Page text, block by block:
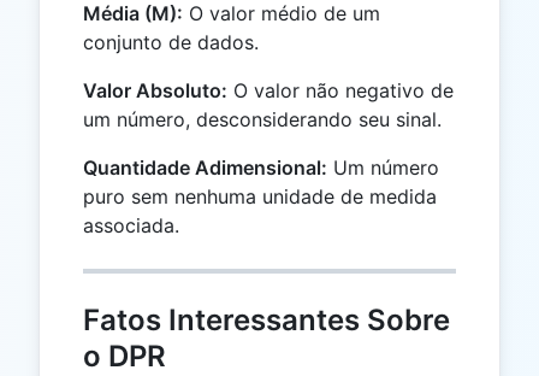
Média (M): O valor médio de um
conjunto de dados.
Valor Absoluto: O valor não negativo de
um número, desconsiderando seu sinal.
Quantidade Adimensional: Um número
puro sem nenhuma unidade de medida
associada.
Fatos Interessantes Sobre
o DPR